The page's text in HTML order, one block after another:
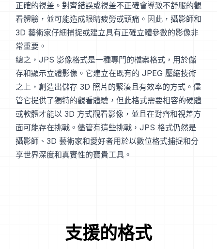
正確的視差。對齊錯誤或視差不正確會導致不舒服的觀
看體驗，並可能造成眼睛疲勞或頭痛。因此，攝影師和
3D 藝術家仔細捕捉或建立具有正確立體參數的影像非
常重要。
總之，JPS 影像格式是一種專門的檔案格式，用於儲
存和顯示立體影像。它建立在既有的 JPEG 壓縮技術
之上，創造出儲存 3D 照片的緊湊且有效率的方式。儘
管它提供了獨特的觀看體驗，但此格式需要相容的硬體
或軟體才能以 3D 方式觀看影像，並且在對齊和視差方
面可能存在挑戰。儘管有這些挑戰，JPS 格式仍然是
攝影師、3D 藝術家和愛好者用於以數位格式捕捉和分
享世界深度和真實性的寶貴工具。
支援的格式